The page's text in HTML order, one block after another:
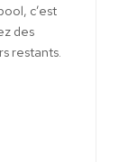
c’est
des
restants.